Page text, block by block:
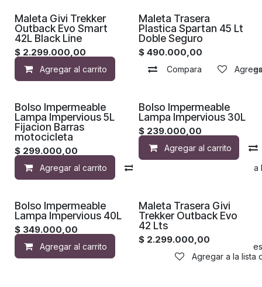
Maleta Givi Trekker
Outback Evo Smart
42L Black Line
$ 2.299.000,00
Agregar al carrito Agregar a la lista de
Maleta Trasera
Plastica Spartan 45 Lt
Doble Seguro
$490.000,00
Compara
¡Nuevo!
Bolso Impermeable
Lampa Impervious 5L
Fijacion Barras
motocicleta
$ 299.000,00
Agregar al carrito Agregar a
¡Nuevo!
Bolso Impermeable
Lampa Impervious 30L
$ 239.000,00
Agregar al carrito
¡Nuevo!
Bolso Impermeable
Lampa Impervious 40L
$ 349.000,00
Agregar al carrito Agregar a la lista de
Maleta Trasera Givi
Trekker Outback Evo
42 Lts
$ 2.299.000,00
Agregar a la lista